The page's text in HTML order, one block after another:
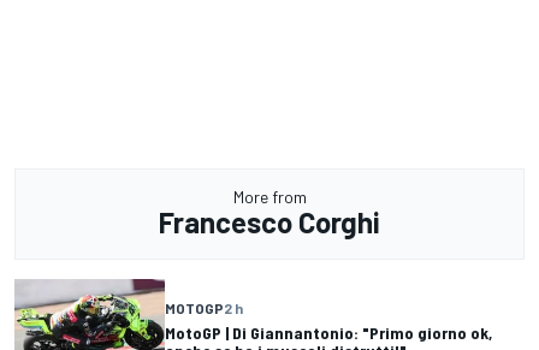
More from
Francesco Corghi
MOTOGP2 h
MotoGP | Di Giannantonio: "Primo giorno ok,